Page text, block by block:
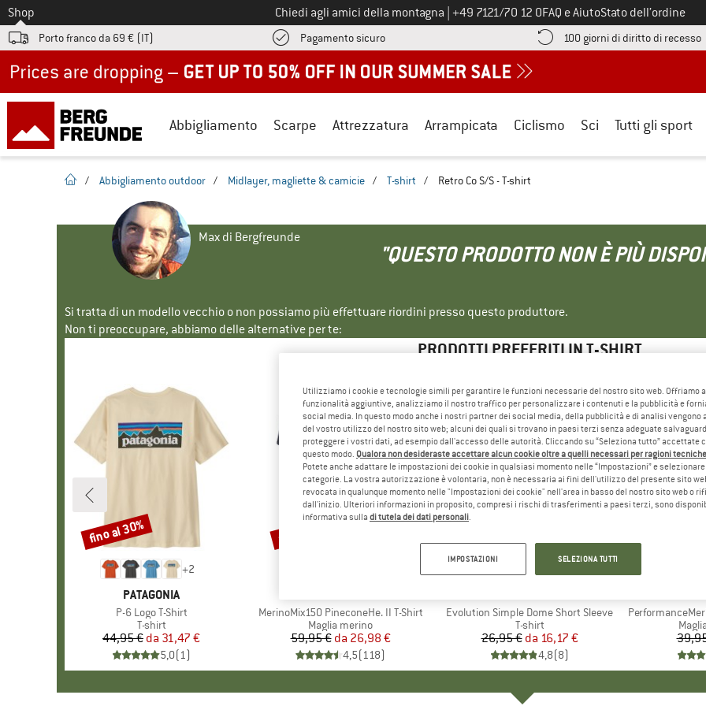
Allo
Shop Chiedi agli amici della montagna Chiamaci al numero
+49 7121/70 12 0FAQ e AiutoStato dell’ordine
Porto franco da 69 € (IT) Pagamento sicuroQui trovi le informazioni di pagamento! Si apre in una casella
100 giorni di diritto di recesso
Abbigliamento Scarpe Attrezzatura Arrampicata Ciclismo Sci Tutti gli sport
pagina iniziale
/ Abbigliamento outdoor / Midlayer, magliette & camicie / T-shirt / Retro Co S/S - T-shirt
Max di Bergfreunde
"QUESTO PRODOTTO NON È PIÙ
Si tratta di un modello vecchio o non possiamo più effettuare riordini presso questo produttore.
Non ti preoccupare, abbiamo delle alternative per te:
PRODOTTI PREFERITI IN T-SHIRT
+2
MARCHIO
PATAGONIA
Articolo
P-6 Logo T-Shirt
Gruppo di prodotti
T-shirt
Prezzo
44,95 € Prezzo ridotto
da 31,47 €
5,0(1)
Sconto
fino al 30%
Articolo
MerinoMix150 PineconeHe. II T-Shirt
Gruppo di prodotti
Maglia merino
Prezzo
59,95 € Prezzo ridotto
da 26,98 €
4,5(118)
Sconto
fino al 55%
Articolo
Evolution Simple Dome Short Sleeve
Gruppo di prodotti
T-shirt
Prezzo
26,95 € Prezzo ridotto
da 16,17 €
4,8(8)
fino al 40%
Articolo
Utilizziamo i cookie e tecnologie simili per garantire le funzioni necessarie del nostro sito web. Offriamo
funzionalità aggiuntive, analizziamo il nostro traffico per personalizzare i contenuti e la pubblicità e
social media. In questo modo anche i nostri partner dei social media, della pubblicità e di analisi vengono
del vostro utilizzo del nostro sito web; alcuni dei quali si trovano in paesi terzi senza adeguate
proteggere i vostri dati, ad esempio dall'accesso delle autorità. Cliccando su “Seleziona tutto” accettate
questo modo. Qualora non desideraste accettare alcun cookie oltre a quelli necessari per ragioni
Potete anche adattare le impostazioni dei cookie in qualsiasi momento nelle “Impostazioni” e
categorie. La vostra autorizzazione è volontaria, non è necessaria ai fini dell'utilizzo del presente sito
revocata in qualunque momento nelle "Impostazioni dei cookie" nell'area in basso del nostro sito web o
dall'inizio. Ulteriori informazioni in proposito, compresi i rischi di trasferimenti a paesi terzi, sono
informativa sulla di tutela dei dati personali.
IMPOSTAZIONI SELEZIONA TUTTI